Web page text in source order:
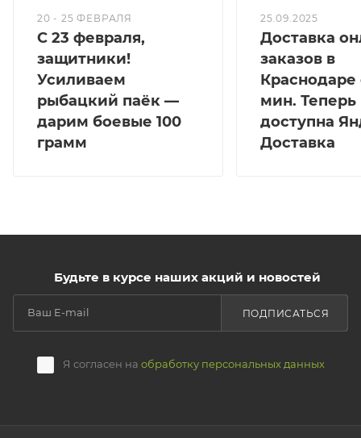
20 - 25 ФЕВРАЛЯ
С 23 февраля,
защитники!
Усиливаем
рыбацкий паёк —
дарим боевые 100
грамм
25.09.2025
Доставка
заказов в
Краснодаре
мин. Теперь
доступна
Доставка
Будьте в курсе наших акций и новостей
Я согласен на обработку персональных данных
ПОДПИСАТЬСЯ